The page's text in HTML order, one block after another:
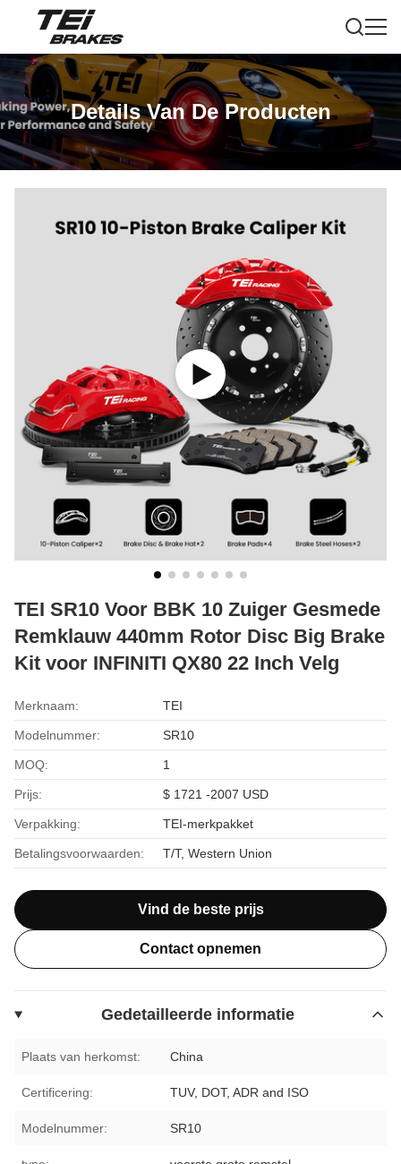
Details Van De Producten
TEI SR10 Voor BBK 10 Zuiger Gesmede
Remklauw 440mm Rotor Disc Big Brake
Kit voor INFINITI QX80 22 Inch Velg
Merknaam: TEI
Modelnummer: SR10
MOQ: 1
Prijs: $ 1721 -2007 USD
Verpakking: TEI-merkpakket
Betalingsvoorwaarden: T/T, Western Union
Vind de beste prijs
Contact opnemen
Gedetailleerde informatie
Plaats van herkomst: China
Certificering: TUV, DOT, ADR and ISO
Modelnummer: SR10